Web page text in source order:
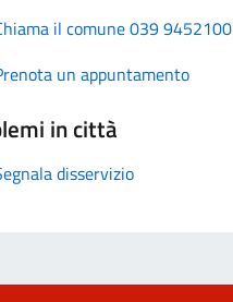
il comune 039 9452100
un appuntamento
in città
disservizio